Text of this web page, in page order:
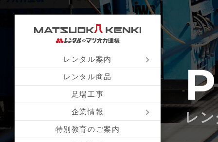
レンタル案内
レンタル商品
足場工事
企業情報
特別教育のご案内
レン